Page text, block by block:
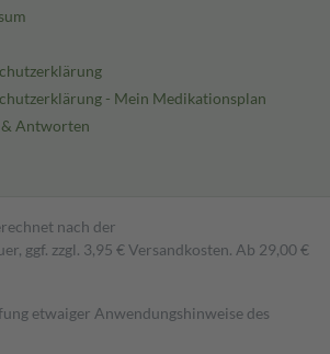
- Mein Medikationsplan
& Antworten
nach der
ggf. zzgl. 3,95 € Versandkosten. Ab 29,00 €
etwaiger Anwendungshinweise des